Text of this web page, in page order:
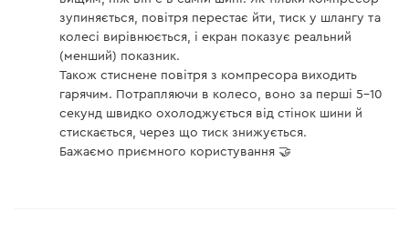
зупиняється, повітря перестає йти, тиск у шлангу та
колесі вирівнюється, і екран показує реальний
(менший) показник.
Також стиснене повітря з компресора виходить
гарячим. Потрапляючи в колесо, воно за перші 5–10
секунд швидко охолоджується від стінок шини й
стискається, через що тиск знижується.
Бажаємо приємного користування 🤝